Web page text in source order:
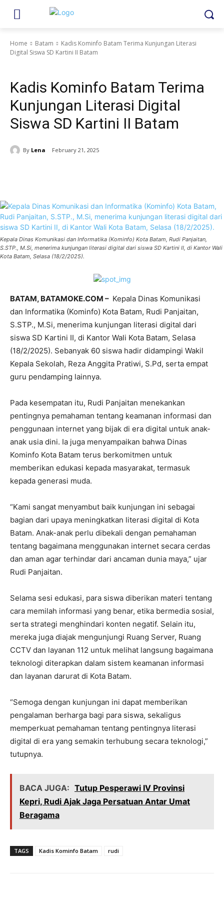
Home Batam
Kadis Kominfo Batam Terima Kunjungan Literasi
Digital Siswa SD Kartini II Batam
Kadis Kominfo Batam Terima
Kunjungan Literasi Digital
Siswa SD Kartini II Batam
By Lena February 21, 2025
Kepala Dinas Komunikasi dan Informatika (Kominfo) Kota Batam, Rudi Panjaitan,
S.STP., M.Si, menerima kunjungan literasi digital dari siswa SD Kartini II, di Kantor Wali
Kota Batam, Selasa (18/2/2025).
BATAM, BATAMOKE.COM – Kepala Dinas Komunikasi
dan Informatika (Kominfo) Kota Batam, Rudi Panjaitan,
S.STP., M.Si, menerima kunjungan literasi digital dari
siswa SD Kartini II, di Kantor Wali Kota Batam, Selasa
(18/2/2025). Sebanyak 60 siswa hadir didampingi Wakil
Kepala Sekolah, Reza Anggita Pratiwi, S.Pd, serta empat
guru pendamping lainnya.
Pada kesempatan itu, Rudi Panjaitan menekankan
pentingnya pemahaman tentang keamanan informasi dan
penggunaan internet yang bijak di era digital untuk anak-
anak usia dini. Ia juga menyampaikan bahwa Dinas
Kominfo Kota Batam terus berkomitmen untuk
memberikan edukasi kepada masyarakat, termasuk
kepada generasi muda.
“Kami sangat menyambut baik kunjungan ini sebagai
bagian dari upaya meningkatkan literasi digital di Kota
Batam. Anak-anak perlu dibekali dengan pemahaman
tentang bagaimana menggunakan internet secara cerdas
dan aman agar terhindar dari ancaman dunia maya,” ujar
Rudi Panjaitan.
Selama sesi edukasi, para siswa diberikan materi tentang
cara memilah informasi yang benar, etika bermedia sosial,
serta strategi menghindari konten negatif. Selain itu,
mereka juga diajak mengunjungi Ruang Server, Ruang
CCTV dan layanan 112 untuk melihat langsung bagaimana
teknologi diterapkan dalam sistem keamanan informasi
dan layanan darurat di Kota Batam.
“Semoga dengan kunjungan ini dapat memberikan
pengalaman berharga bagi para siswa, sekaligus
memperkuat pemahaman tentang pentingnya literasi
digital di era yang semakin terhubung secara teknologi,”
tutupnya.
BACA JUGA: Tutup Pesperawi IV Provinsi
Kepri, Rudi Ajak Jaga Persatuan Antar Umat
Beragama
TAGS Kadis Kominfo Batam rudi